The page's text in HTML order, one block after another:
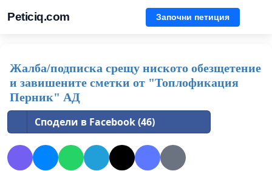
Peticiq.com Започни петиция
Жалба/подписка срещу ниското обезщетение
и завишените сметки от "Топлофикация
Перник" АД
Сподели в Facebook (46)